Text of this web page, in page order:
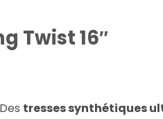
Twist 16″
tresses synthétiques